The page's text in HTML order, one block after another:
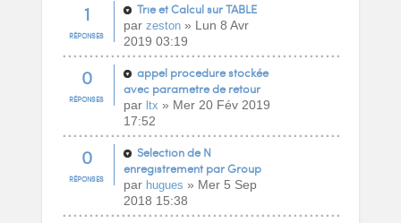
1
RÉPONSES
Trie et Calcul sur TABLE
par zeston» Lun 8 Avr
2019 03:19
0
RÉPONSES
appel procedure stockée
avec parametre de retour
par ltx » Mer 20 Fév 2019
17:52
0
RÉPONSES
Selection de N
enregistrement par Group
par hugues » Mer 5 Sep
2018 15:38